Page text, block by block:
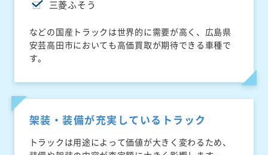
三菱ふそう
などの国産トラックは世界的に需要が高く、広島県
安芸高田市においても高価買取が期待できる車種で
す。
架装・装備が充実しているトラック
トラックは用途によって価値が大きく変わるため、